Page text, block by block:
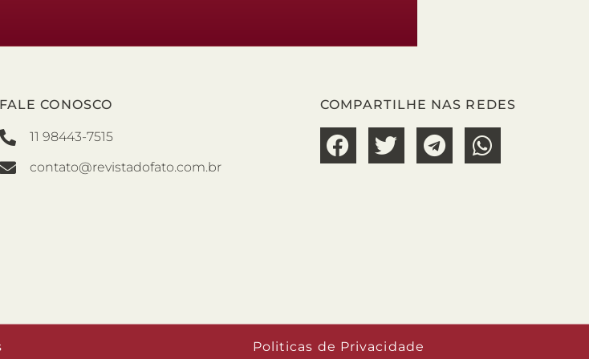
FALE CONOSCO
11 98443-7515
contato@revistadofato.com.br
COMPARTILHE NAS REDES
Politicas de Privacidade